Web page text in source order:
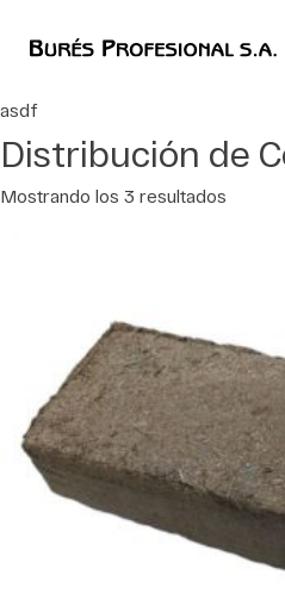
asdf
Distribución de
Mostrando los 3 resultados